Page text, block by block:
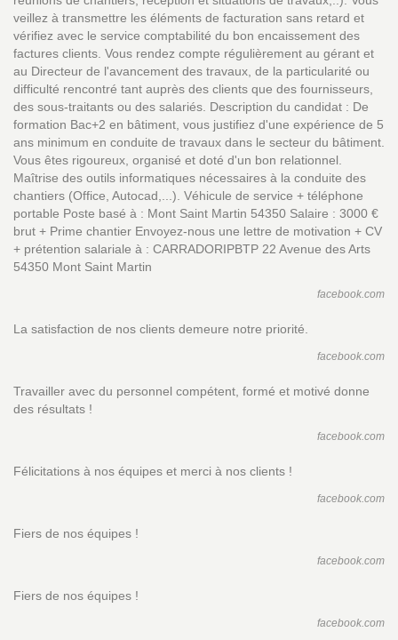
veillez à transmettre les éléments de facturation sans retard et
vérifiez avec le service comptabilité du bon encaissement des
factures clients. Vous rendez compte régulièrement au gérant et
au Directeur de l'avancement des travaux, de la particularité ou
difficulté rencontré tant auprès des clients que des fournisseurs,
des sous-traitants ou des salariés. Description du candidat : De
formation Bac+2 en bâtiment, vous justifiez d'une expérience de 5
ans minimum en conduite de travaux dans le secteur du bâtiment.
Vous êtes rigoureux, organisé et doté d'un bon relationnel.
Maîtrise des outils informatiques nécessaires à la conduite des
chantiers (Office, Autocad,...). Véhicule de service + téléphone
portable Poste basé à : Mont Saint Martin 54350 Salaire : 3000 €
brut + Prime chantier Envoyez-nous une lettre de motivation + CV
+ prétention salariale à : CARRADORIPBTP 22 Avenue des Arts
54350 Mont Saint Martin
facebook.com
La satisfaction de nos clients demeure notre priorité.
facebook.com
Travailler avec du personnel compétent, formé et motivé donne
des résultats !
facebook.com
Félicitations à nos équipes et merci à nos clients !
facebook.com
Fiers de nos équipes !
facebook.com
Fiers de nos équipes !
facebook.com